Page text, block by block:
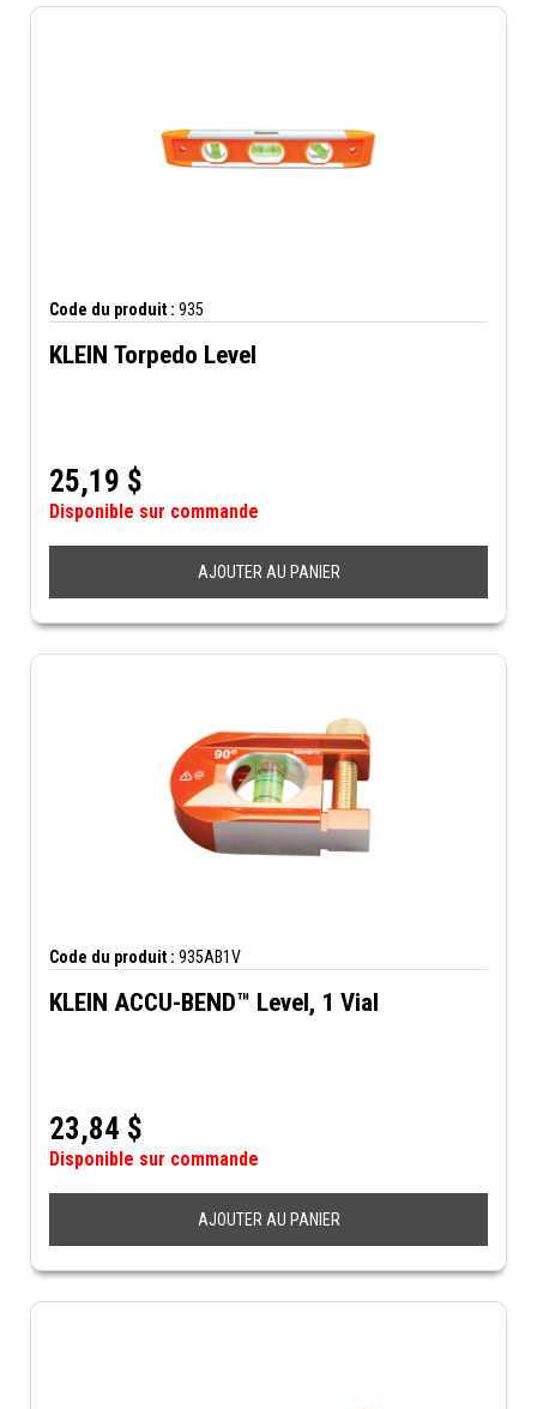
Code du produit : 935
KLEIN Torpedo Level
25,19 $
Disponible sur commande
AJOUTER AU PANIER
Code du produit : 935AB1V
KLEIN ACCU-BEND™ Level, 1 Vial
23,84 $
Disponible sur commande
AJOUTER AU PANIER